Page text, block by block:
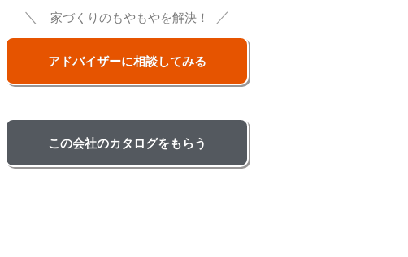
＼ 家づくりのもやもやを解決！ ／
アドバイザーに相談してみる
この会社のカタログをもらう